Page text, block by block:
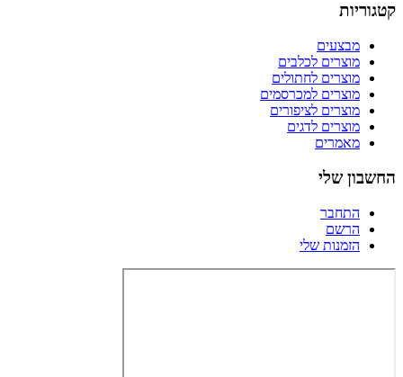
קטגוריות
מבצעים
מוצרים לכלבים
מוצרים לחתולים
מוצרים למכרסמים
מוצרים לציפורים
מוצרים לדגים
מאמרים
החשבון שלי
התחבר
הרשם
הזמנות שלי